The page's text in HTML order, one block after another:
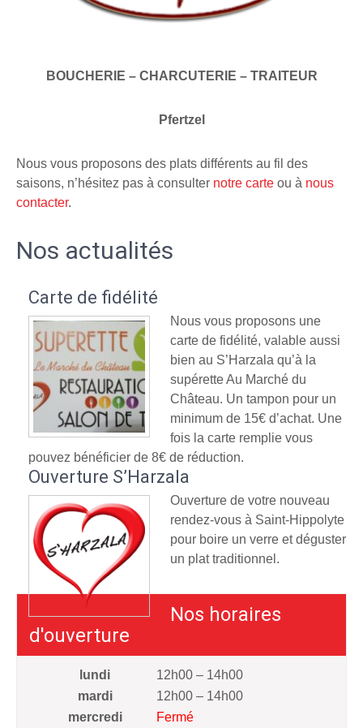
BOUCHERIE – CHARCUTERIE – TRAITEUR
Pfertzel
Nous vous proposons des plats différents au fil des
saisons, n’hésitez pas à consulter notre carte ou à nous
contacter.
Nos actualités
Carte de fidélité
Nous vous proposons une
carte de fidélité, valable aussi
bien au S’Harzala qu’à la
supérette Au Marché du
Château. Un tampon pour un
minimum de 15€ d’achat. Une
fois la carte remplie vous
pouvez bénéficier de 8€ de réduction.
Ouverture S’Harzala
Ouverture de votre nouveau
rendez-vous à Saint-Hippolyte
pour boire un verre et déguster
un plat traditionnel.
Nos horaires
d'ouverture
lundi
12h00 – 14h00
mardi
12h00 – 14h00
mercredi
Fermé